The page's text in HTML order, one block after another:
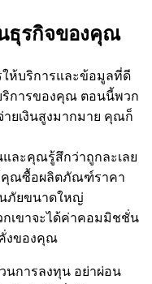
ธุรกิจของคุณ
ให้บริการและข้อมูลที่ดี
การของคุณ ตอนนี้พวก
ยเงินสูงมากมาย คุณก็
และคุณรู้สึกว่าถูกละเลย
คุณซื้อผลิตภัณฑ์ราคา
นภัยขนาดใหญ่
กเขาจะได้ค่าคอมมิชชั่น
งของคุณ
นการลงทุน อย่าผ่อน